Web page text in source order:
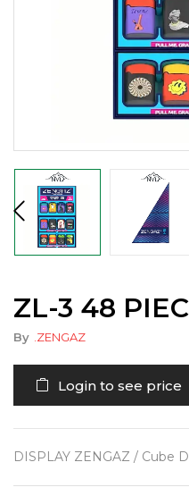
ZL-3 48
By .ZENGAZ
Login to see price
DISPLAY ZENGAZ / Cube